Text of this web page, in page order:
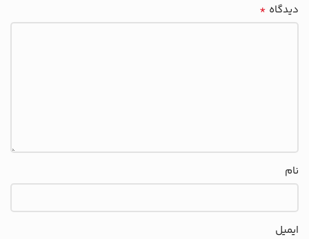
دیدگاه *
نام
ایمیل